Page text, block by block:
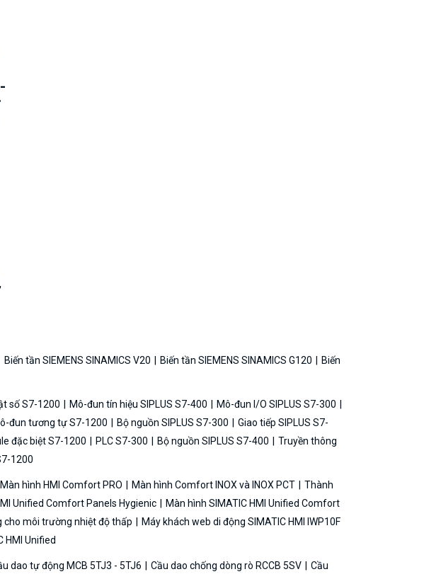
Biến tần SIEMENS SINAMICS V20 Biến tần SIEMENS SINAMICS G120
Biến
số S7-1200 Mô-đun tín hiệu SIPLUS S7-400
Mô-đun I/O SIPLUS S7-300
đun tương tự S7-1200 Bộ nguồn SIPLUS S7-300
Giao tiếp SIPLUS S7-
đặc biệt S7-1200 PLC S7-300 Bộ nguồn SIPLUS S7-400
Truyền thông
1200
Màn hình HMI Comfort PRO Màn hình Comfort INOX và INOX PCT
Thành
Unified Comfort Panels Hygienic
Màn hình SIMATIC HMI Unified Comfort
cho môi trường nhiệt độ thấp
Máy khách web di động SIMATIC HMI IWP10F
HMI Unified
dao tự động MCB 5TJ3 - 5TJ6 Cầu dao chống dòng rò RCCB 5SV
Cầu